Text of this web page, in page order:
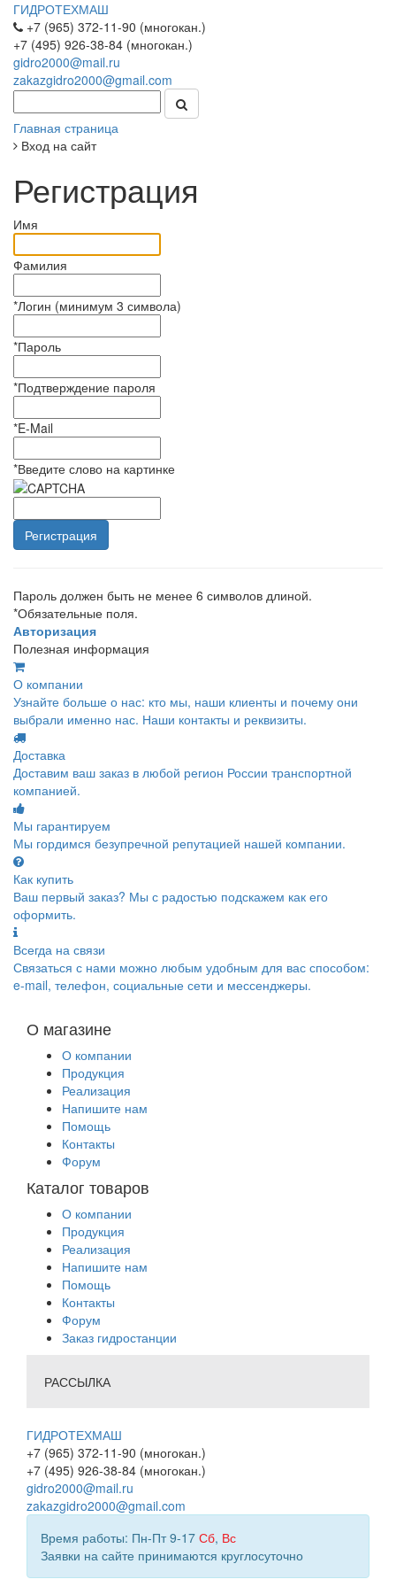
ГИДРОТЕХМАШ
+7 (965) 372-11-90 (многокан.)
+7 (495) 926-38-84 (многокан.)
gidro2000@mail.ru
zakazgidro2000@gmail.com
Главная страница
Вход на сайт
Регистрация
Имя
Фамилия
*Логин (минимум 3 символа)
*Пароль
*Подтверждение пароля
*E-Mail
*Введите слово на картинке
Пароль должен быть не менее 6 символов длиной.
*Обязательные поля.
Авторизация
Полезная информация
О компании
Узнайте больше о нас: кто мы, наши клиенты и почему они
выбрали именно нас. Наши контакты и реквизиты.
Доставка
Доставим ваш заказ в любой регион России транспортной
компанией.
Мы гарантируем
Мы гордимся безупречной репутацией нашей компании.
Как купить
Ваш первый заказ? Мы с радостью подскажем как его
оформить.
Всегда на связи
Связаться с нами можно любым удобным для вас способом:
e-mail, телефон, социальные сети и мессенджеры.
О магазине
О компании
Продукция
Реализация
Напишите нам
Помощь
Контакты
Форум
Каталог товаров
О компании
Продукция
Реализация
Напишите нам
Помощь
Контакты
Форум
Заказ гидростанции
РАССЫЛКА
ГИДРОТЕХМАШ
+7 (965) 372-11-90 (многокан.)
+7 (495) 926-38-84 (многокан.)
gidro2000@mail.ru
zakazgidro2000@gmail.com
Время работы: Пн-Пт 9-17 Сб, Вс
Заявки на сайте принимаются круглосуточно